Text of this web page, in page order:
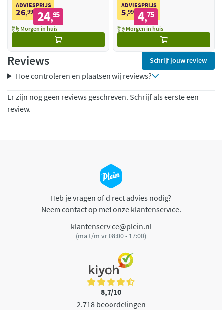
ADVIESPRIJS
26,99 24,95
Morgen in huis
ADVIESPRIJS
5,99 4,75
Morgen in huis
Reviews Schrijf jouw review
Hoe controleren en plaatsen wij reviews?
Er zijn nog geen reviews geschreven. Schrijf als eerste een
review.
Heb je vragen of direct advies nodig?
Neem contact op met onze klantenservice.
klantenservice@plein.nl
(ma t/m vr 08:00 - 17:00)
8,7/10
2.718 beoordelingen